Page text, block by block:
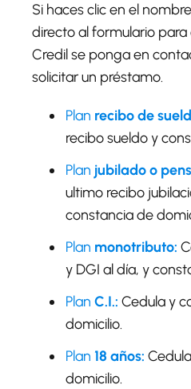
Si haces clic en el
directo al formulario
Credil se ponga en
solicitar un préstamo.
Plan recibo de
recibo sueldo y
Plan jubilado o
ultimo recibo
constancia de
Plan monotributo:
y DGI al día, y
Plan C.I.: Cedula y
domicilio.
Plan 18 años:
domicilio.